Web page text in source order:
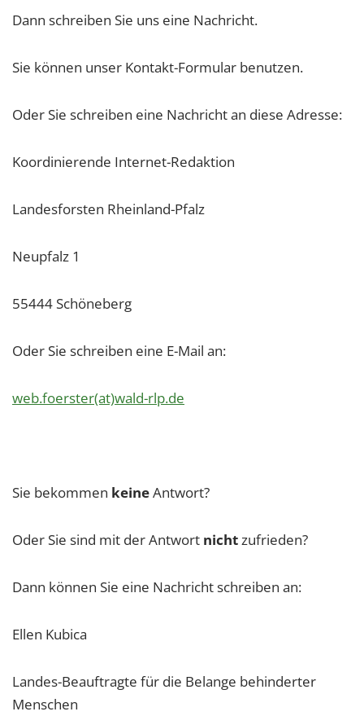
Dann schreiben Sie uns eine Nachricht.
Sie können unser Kontakt-Formular benutzen.
Oder Sie schreiben eine Nachricht an diese Adresse:
Koordinierende Internet-Redaktion
Landesforsten Rheinland-Pfalz
Neupfalz 1
55444 Schöneberg
Oder Sie schreiben eine E-Mail an:
web.foerster(at)wald-rlp.de
Sie bekommen keineAntwort?
Oder Sie sind mit der Antwort nichtzufrieden?
Dann können Sie eine Nachricht schreiben an:
Ellen Kubica
Landes-Beauftragte für die Belange behinderter
Menschen